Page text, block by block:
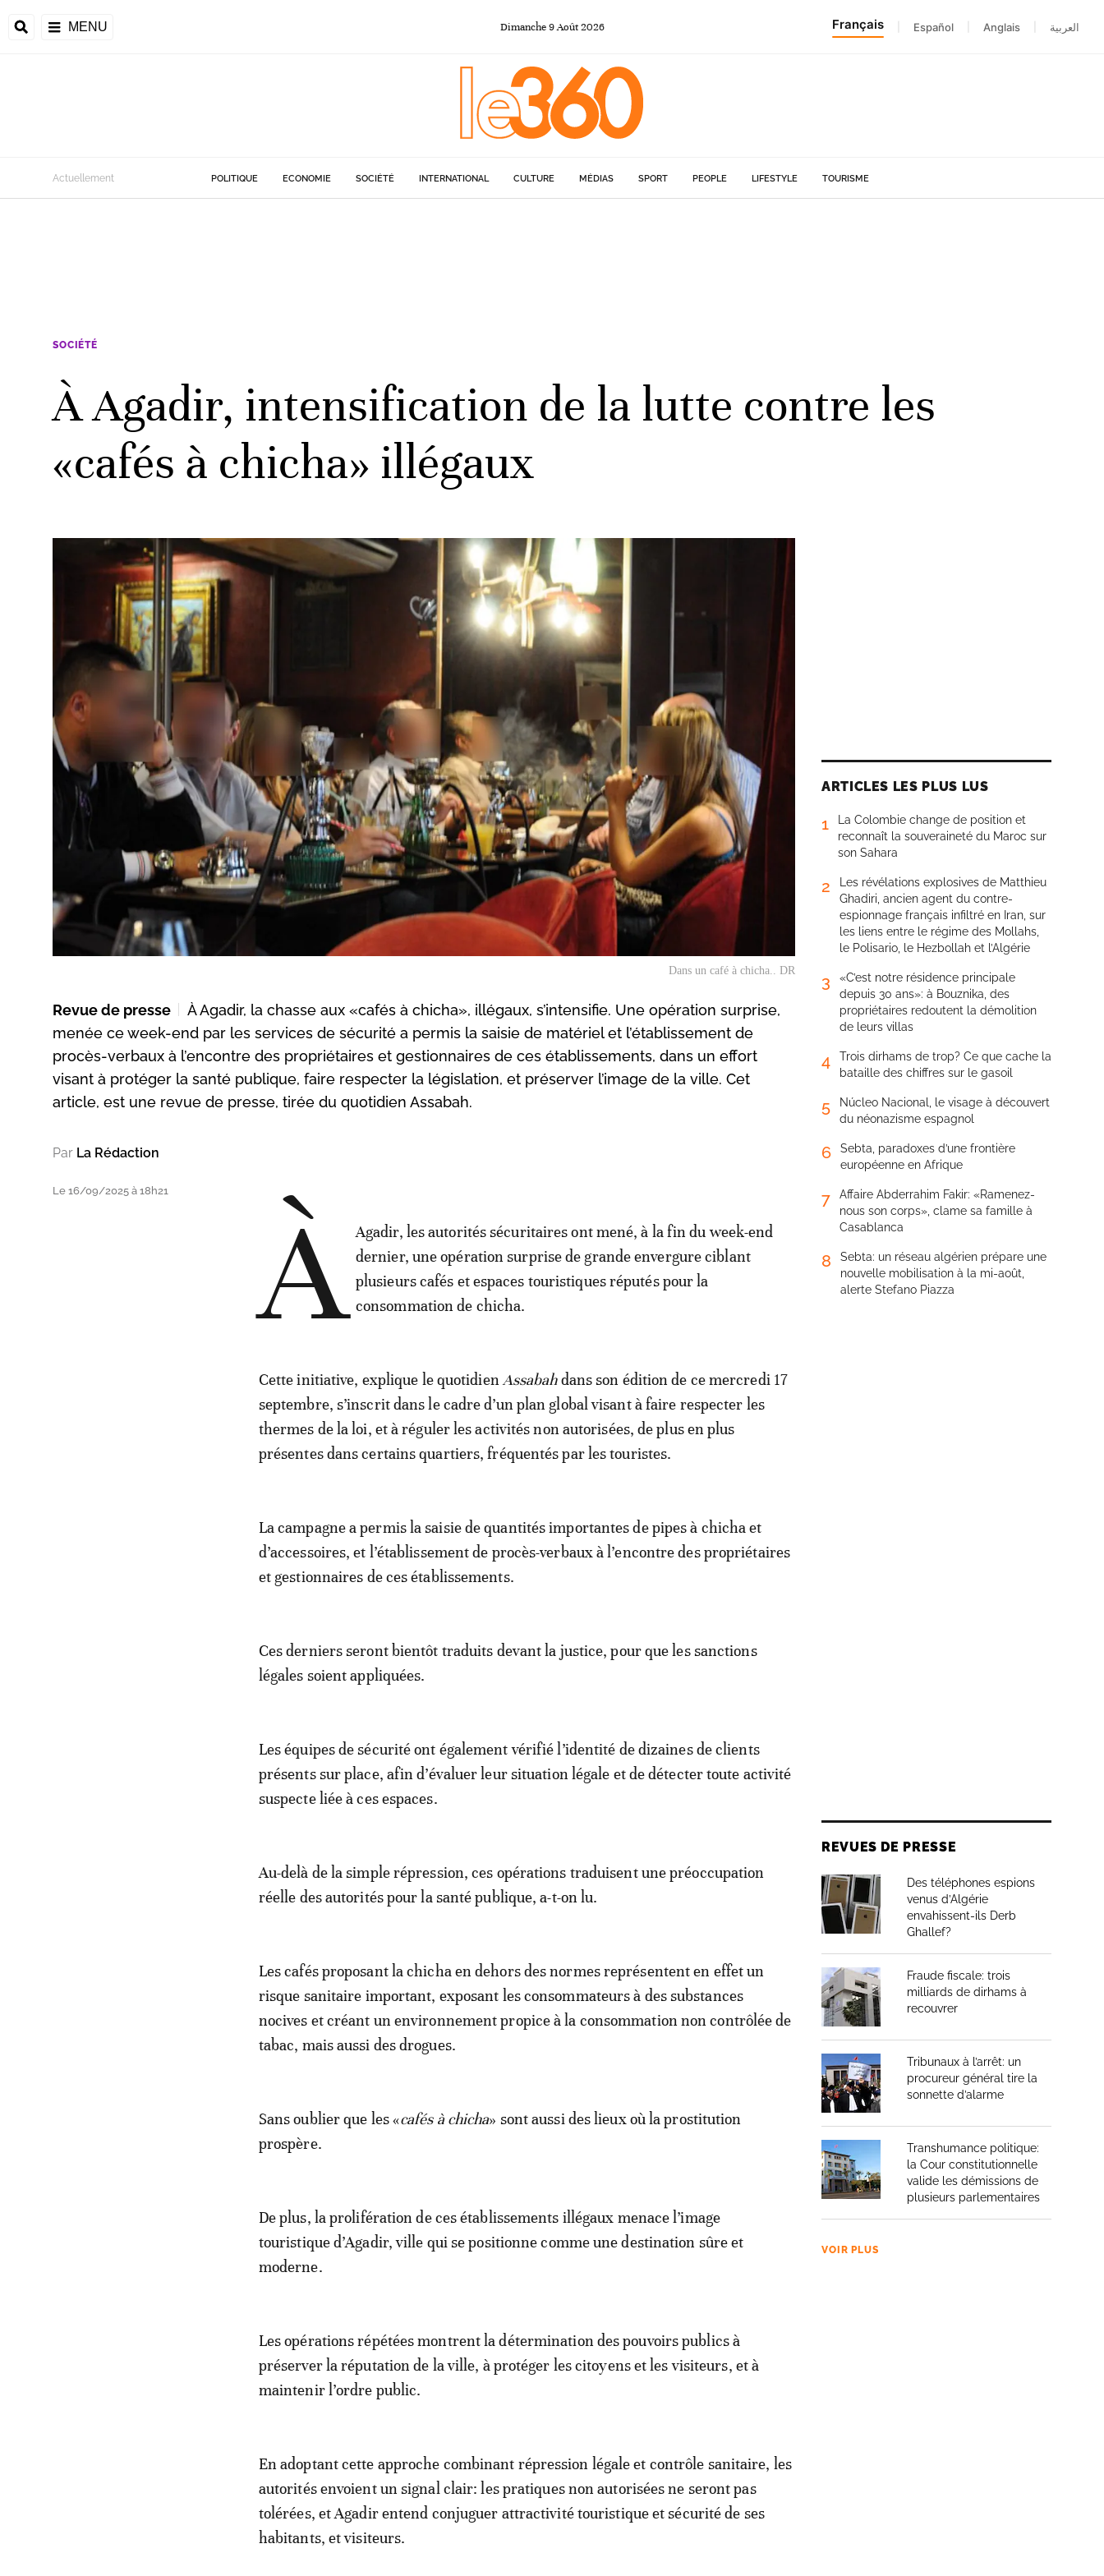
MENU Dimanche 9Août 2026 Français Español Anglais العربية
Actuellement POLITIQUE ECONOMIE SOCIÉTÉ INTERNATIONAL CULTURE MÉDIAS SPORT PEOPLE LIFESTYLE TOURISME
SOCIÉTÉ
À Agadir, intensification de la lutte contre les
«cafés à chicha» illégaux
Dans un café à chicha.. DR
Revue de presse
À Agadir, la chasse aux «cafés à chicha», illégaux, s’intensifie. Une opération surprise,
menée ce week-end par les services de sécurité a permis la saisie de matériel et l’établissement de
procès-verbaux à l’encontre des propriétaires et gestionnaires de ces établissements, dans un effort
visant à protéger la santé publique, faire respecter la législation, et préserver l’image de la ville. Cet
article, est une revue de presse, tirée du quotidien Assabah.
Par La Rédaction
Le 16/09/2025 à 18h21 À Agadir, les autorités sécuritaires ont mené, à la fin du week-end
dernier, une opération surprise de grande envergure ciblant
plusieurs cafés et espaces touristiques réputés pour la
consommation de chicha.
Cette initiative, explique le quotidien Assabahdans son édition de ce mercredi 17
septembre, s’inscrit dans le cadre d’un plan global visant à faire respecter les
thermes de la loi, et à réguler les activités non autorisées, de plus en plus
présentes dans certains quartiers, fréquentés par les touristes.
La campagne a permis la saisie de quantités importantes de pipes à chicha et
d’accessoires, et l’établissement de procès-verbaux à l’encontre des propriétaires
et gestionnaires de ces établissements.
Ces derniers seront bientôt traduits devant la justice, pour que les sanctions
légales soient appliquées.
Les équipes de sécurité ont également vérifié l’identité de dizaines de clients
présents sur place, afin d’évaluer leur situation légale et de détecter toute activité
suspecte liée à ces espaces.
Au-delà de la simple répression, ces opérations traduisent une préoccupation
réelle des autorités pour la santé publique, a-t-on lu.
Les cafés proposant la chicha en dehors des normes représentent en effet un
risque sanitaire important, exposant les consommateurs à des substances
nocives et créant un environnement propice à la consommation non contrôlée de
tabac, mais aussi des drogues.
Sans oublier que les «cafés à chicha» sont aussi des lieux où la prostitution
prospère.
De plus, la prolifération de ces établissements illégaux menace l’image
touristique d’Agadir, ville qui se positionne comme une destination sûre et
moderne.
Les opérations répétées montrent la détermination des pouvoirs publics à
préserver la réputation de la ville, à protéger les citoyens et les visiteurs, et à
maintenir l’ordre public.
En adoptant cette approche combinant répression légale et contrôle sanitaire, les
autorités envoient un signal clair: les pratiques non autorisées ne seront pas
tolérées, et Agadir entend conjuguer attractivité touristique et sécurité de ses
habitants, et visiteurs.
ARTICLES LES PLUS LUS
1
La Colombie change de position et
reconnaît la souveraineté du Maroc sur
son Sahara
2
Les révélations explosives de Matthieu
Ghadiri, ancien agent du contre-
espionnage français infiltré en Iran, sur
les liens entre le régime des Mollahs,
le Polisario, le Hezbollah et l’Algérie
3
«C’est notre résidence principale
depuis 30 ans»: à Bouznika, des
propriétaires redoutent la démolition
de leurs villas
4
Trois dirhams de trop? Ce que cache la
bataille des chiffres sur le gasoil
5
Núcleo Nacional, le visage à découvert
du néonazisme espagnol
6
Sebta, paradoxes d’une frontière
européenne en Afrique
7
Affaire Abderrahim Fakir: «Ramenez-
nous son corps», clame sa famille à
Casablanca
8
Sebta: un réseau algérien prépare une
nouvelle mobilisation à la mi-août,
alerte Stefano Piazza
REVUES DE PRESSE
Des téléphones espions
venus d’Algérie
envahissent-ils Derb
Ghallef?
Fraude fiscale: trois
milliards de dirhams à
recouvrer
Tribunaux à l’arrêt: un
procureur général tire la
sonnette d’alarme
Transhumance politique:
la Cour constitutionnelle
valide les démissions de
plusieurs parlementaires
VOIR PLUS